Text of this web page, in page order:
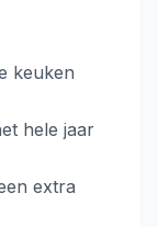
keuken
hele jaar
extra